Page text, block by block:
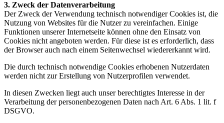
3. Zweck der Datenverarbeitung
Der Zweck der Verwendung technisch notwendiger Cookies ist, die
Nutzung von Websites für die Nutzer zu vereinfachen. Einige
Funktionen unserer Internetseite können ohne den Einsatz von
Cookies nicht angeboten werden. Für diese ist es erforderlich, dass
der Browser auch nach einem Seitenwechsel wiedererkannt wird.
Die durch technisch notwendige Cookies erhobenen Nutzerdaten
werden nicht zur Erstellung von Nutzerprofilen verwendet.
In diesen Zwecken liegt auch unser berechtigtes Interesse in der
Verarbeitung der personenbezogenen Daten nach Art. 6 Abs. 1 lit. f
DSGVO.